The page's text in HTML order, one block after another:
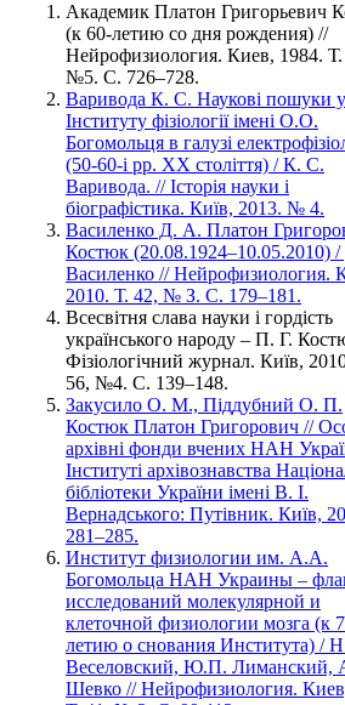
Академик Платон Григорьевич
(к 60-летию со дня рождения) //
Нейрофизиология. Киев, 1984. Т.
№5. С. 726–728.
Варивода К. С. Наукові пошуки
Інституту фізіології імені О.О.
Богомольця в галузі
(50-60-і рр. ХХ століття) / К. С.
Варивода. // Історія науки і
біографістика. Київ, 2013. № 4.
Василенко Д. А. Платон
Костюк (20.08.1924–10.05.2010)
Василенко // Нейрофизиология.
2010. Т. 42, № З. С. 179–181.
Всесвітня слава науки і гордість
українського народу – П. Г.
Фізіологічний журнал. Київ,
56, №4. С. 139–148.
Закусило О. М., Піддубний О. П.
Костюк Платон Григорович //
архівні фонди вчених НАН
Інституті архівознавства
бібліотеки України імені В. І.
Вернадського: Путівник. Київ,
281–285.
Институт физиологии им. А.А.
Богомольца НАН Украины –
исследований молекулярной и
клеточной физиологии мозга (к
летию о снования Института) /
Веселовский, Ю.П. Лиманский,
Шевко // Нейрофизиология.